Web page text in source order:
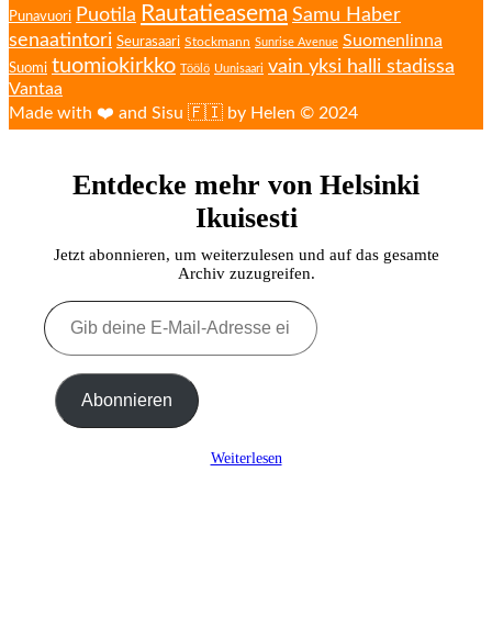
Punavuori Puotila Rautatieasema Samu Haber
senaatintori Seurasaari Stockmann Sunrise Avenue Suomenlinna
Suomi tuomiokirkko Töölö Uunisaari vain yksi halli stadissa
Vantaa
Made with ❤️ and Sisu 🇫🇮 by Helen © 2024
Entdecke mehr von Helsinki
Ikuisesti
Jetzt abonnieren, um weiterzulesen und auf das gesamte
Archiv zuzugreifen.
Gib
deine
E-
Adresse
ein ... Abonnieren
Weiterlesen